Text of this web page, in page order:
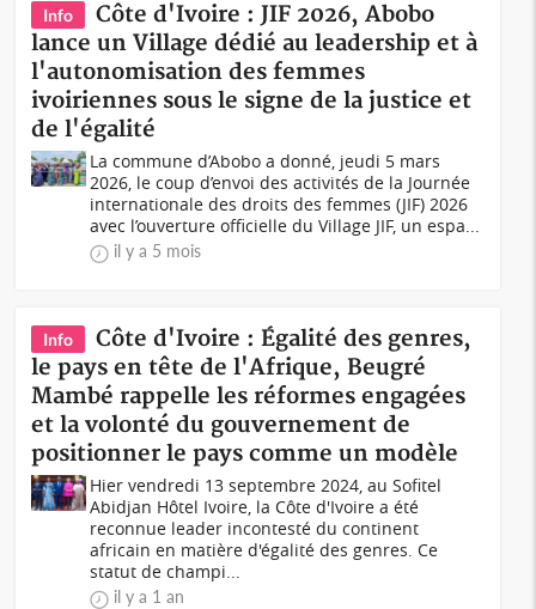
Info
Côte d'Ivoire : JIF 2026, Abobo
lance un Village dédié au leadership et à
l'autonomisation des femmes
ivoiriennes sous le signe de la justice et
de l'égalité
La commune d’Abobo a donné, jeudi 5 mars
2026, le coup d’envoi des activités de la Journée
internationale des droits des femmes (JIF) 2026
avec l’ouverture officielle du Village JIF, un espa...
il y a 5 mois
Info
Côte d'Ivoire : Égalité des genres,
le pays en tête de l'Afrique, Beugré
Mambé rappelle les réformes engagées
et la volonté du gouvernement de
positionner le pays comme un modèle
Hier vendredi 13 septembre 2024, au Sofitel
Abidjan Hôtel Ivoire, la Côte d'Ivoire a été
reconnue leader incontesté du continent
africain en matière d'égalité des genres. Ce
statut de champi...
il y a 1 an